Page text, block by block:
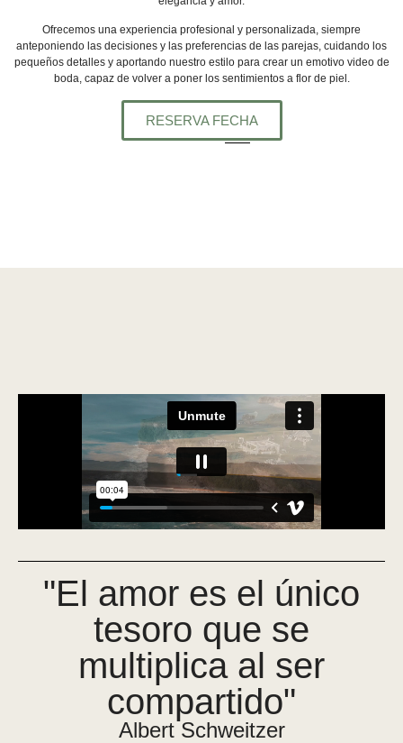
Ofrecemos una experiencia profesional y personalizada, siempre
anteponiendo las decisiones y las preferencias de las parejas, cuidando los
pequeños detalles y aportando nuestro estilo para crear un emotivo video de
boda, capaz de volver a poner los sentimientos a flor de piel.
RESERVA FECHA
"El amor es el único
tesoro que se
multiplica al ser
compartido"
Albert Schweitzer